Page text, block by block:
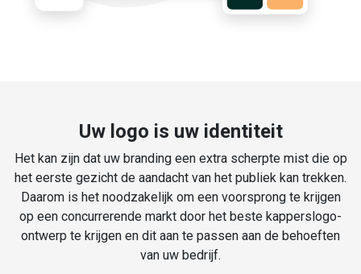
Uw logo is uw identiteit
Het kan zijn dat uw branding een extra scherpte mist die op
het eerste gezicht de aandacht van het publiek kan trekken.
Daarom is het noodzakelijk om een voorsprong te krijgen
op een concurrerende markt door het beste kapperslogo-
ontwerp te krijgen en dit aan te passen aan de behoeften
van uw bedrijf.